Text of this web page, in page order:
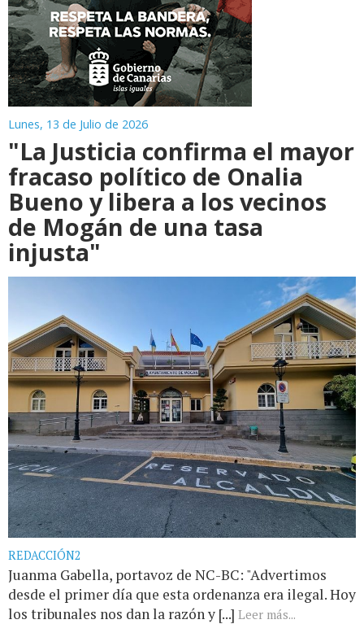
Lunes, 13 de Julio de 2026
"La Justicia confirma el mayor
fracaso político de Onalia
Bueno y libera a los vecinos
de Mogán de una tasa
injusta"
REDACCIÓN2
Juanma Gabella, portavoz de NC-BC: "Advertimos
desde el primer día que esta ordenanza era ilegal. Hoy
los tribunales nos dan la razón y [...] Leer más...